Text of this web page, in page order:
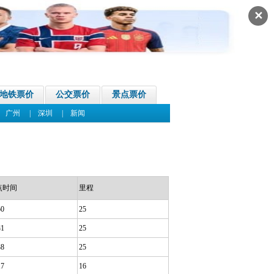
✕
地铁票价 公交票价 景点票价
广州 深圳 新闻
时间 里程
25
25
25
16